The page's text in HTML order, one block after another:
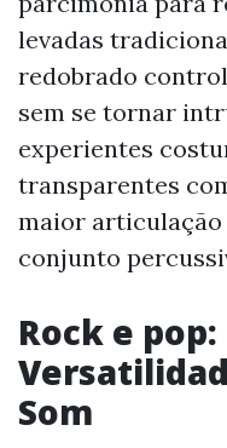
levadas
redobrado
sem se tornar
experientes
transparentes
maior articulação
conjunto
Rock e
Som